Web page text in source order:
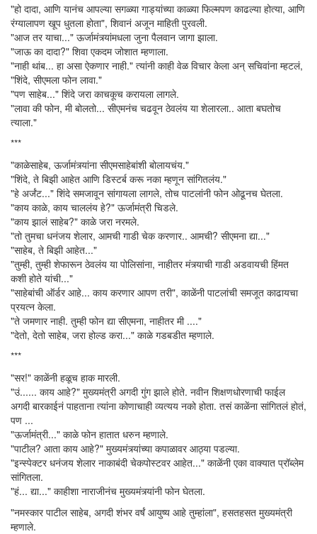
"हो दादा, आणि यानंच आपल्या सगळ्या गाड्यांच्या काळ्या फिल्मपण काढल्या होत्या, आणि
रंग्यालापण खूप धुतला होता", शिवानं अजून माहिती पुरवली.
"आज तर याचा..." ऊर्जामंत्र्यांमधला जुना पैलवान जागा झाला.
"जाऊ का दादा?" शिवा एकदम जोशात म्हणाला.
"नाही थांब... हा असा ऐकणार नाही." त्यांनी काही वेळ विचार केला अन् सचिवांना म्हटलं,
"शिंदे, सीएमला फोन लावा."
"पण साहेब..." शिंदे जरा काचकूच करायला लागले.
"लावा की फोन, मी बोलतो... सीएमनंच चढवून ठेवलंय या शेलारला.. आता बघतोच
त्याला."
***
"काळेसाहेब, ऊर्जामंत्र्यांना सीएमसाहेबांशी बोलायचंय."
"शिंदे, ते बिझी आहेत आणि डिस्टर्ब करू नका म्हणून सांगितलंय."
"हे अर्जंट..." शिंदे समजावून सांगायला लागले, तोच पाटलांनी फोन ओढूनच घेतला.
"काय काळे, काय चाललंय हे?" ऊर्जामंत्री चिडले.
"काय झालं साहेब?" काळे जरा नरमले.
"तो तुमचा धनंजय शेलार, आमची गाडी चेक करणार.. आमची? सीएमना द्या..."
"साहेब, ते बिझी आहेत..."
"तुम्ही, तुम्ही शेफारून ठेवलंय या पोलिसांना, नाहीतर मंत्र्याची गाडी अडवायची हिंमत
कशी होते यांची..."
"साहेबांची ऑर्डर आहे... काय करणार आपण तरी", काळेंनी पाटलांची समजूत काढायचा
प्रयत्न केला.
"ते जमणार नाही. तुम्ही फोन द्या सीएमना, नाहीतर मी ...."
"देतो, देतो साहेब, जरा होल्ड करा..." काळे गडबडीत म्हणाले.
***
"सर!" काळेंनी हळूच हाक मारली.
"उं...... काय आहे?" मुख्यमंत्री अगदी गुंग झाले होते. नवीन शिक्षणधोरणाची फाईल
अगदी बारकाईनं पाहताना त्यांना कोणाचाही व्यत्यय नको होता. तसं काळेंना सांगितलं होतं,
पण ...
"ऊर्जामंत्री..." काळे फोन हातात धरुन म्हणाले.
"पाटील? आता काय आहे?" मुख्यमंत्र्यांच्या कपाळावर आठ्या पडल्या.
"इन्स्पेक्टर धनंजय शेलार नाकाबंदी चेकपोस्टवर आहेत..." काळेंनी एका वाक्यात प्रॉब्लेम
सांगितला.
"हं... द्या..." काहीशा नाराजीनंच मुख्यमंत्र्यांनी फोन घेतला.
"नमस्कार पाटील साहेब, अगदी शंभर वर्षं आयुष्य आहे तुम्हांला", हसतहसत मुख्यमंत्री
म्हणाले.